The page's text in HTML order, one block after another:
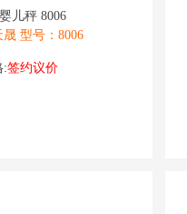
儿秤 8006
型号：8006
:签约议价